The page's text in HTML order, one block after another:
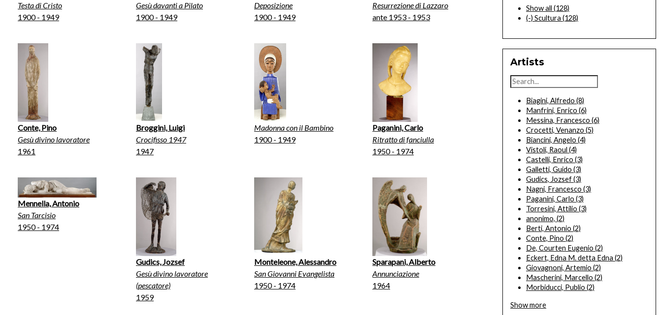
Testa di Cristo
1900 - 1949
Gesù davanti a Pilato
1900 - 1949
Deposizione
1900 - 1949
Resurrezione di Lazzaro
ante 1953 - 1953
Conte, Pino
Gesù divino lavoratore
1961
Broggini, Luigi
Crocifisso 1947
1947
Madonna con il Bambino
1900 - 1949
Paganini, Carlo
Ritratto di fanciulla
1950 - 1974
Mennella, Antonio
San Tarcisio
1950 - 1974
Gudics, Jozsef
Gesù divino lavoratore
(pescatore)
1959
Monteleone, Alessandro
San Giovanni Evangelista
1950 - 1974
Sparapani, Alberto
Annunciazione
1964
Show all (128)
(-) Scultura (128)
Artists
Biagini, Alfredo (8)
Manfrini, Enrico (6)
Messina, Francesco (6)
Crocetti, Venanzo (5)
Biancini, Angelo (4)
Vistoli, Raoul (4)
Castelli, Enrico (3)
Galletti, Guido (3)
Gudics, Jozsef(3)
Nagni, Francesco (3)
Paganini, Carlo (3)
Torresini, Attilio (3)
anonimo, (2)
Berti, Antonio (2)
Conte, Pino (2)
De, Courten Eugenio (2)
Eckert, Edna M. detta Edna (2)
Giovagnoni, Artemio (2)
Mascherini, Marcello (2)
Morbiducci, Publio (2)
Show more